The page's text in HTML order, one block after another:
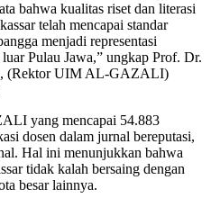
bahwa kualitas riset dan literasi
telah mencapai standar
menjadi representasi
Pulau Jawa,” ungkap Prof. Dr.
(Rektor UIM AL-GAZALI)
yang mencapai 54.883
dosen dalam jurnal bereputasi,
Hal ini menunjukkan bahwa
tidak kalah bersaing dengan
besar lainnya.